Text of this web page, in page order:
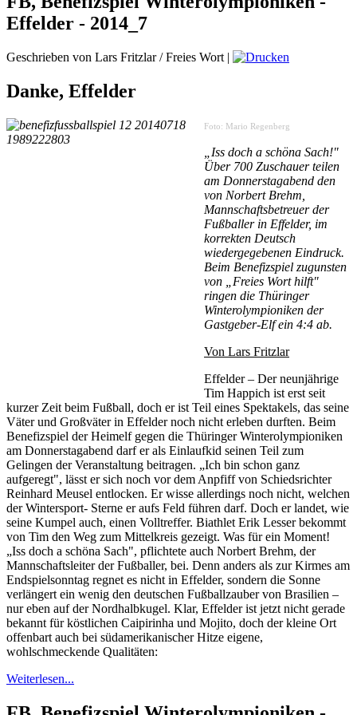
Effelder - 2014_7
Geschrieben von Lars Fritzlar / Freies Wort |
Danke, Effelder
Foto: Mario Regenberg
„Iss doch a schöna Sach!"
Über 700 Zuschauer teilen
am Donnerstagabend den
von Norbert Brehm,
Mannschaftsbetreuer der
Fußballer in Effelder, im
korrekten Deutsch
wiedergegebenen Eindruck.
Beim Benefizspiel zugunsten
von „Freies Wort hilft"
ringen die Thüringer
Winterolympioniken der
Gastgeber-Elf ein 4:4 ab.
Von Lars Fritzlar
Effelder – Der neunjährige
Tim Happich ist erst seit
kurzer Zeit beim Fußball, doch er ist Teil eines Spektakels, das seine
Väter und Großväter in Effelder noch nicht erleben durften. Beim
Benefizspiel der Heimelf gegen die Thüringer Winterolympioniken
am Donnerstagabend darf er als Einlaufkid seinen Teil zum
Gelingen der Veranstaltung beitragen. „Ich bin schon ganz
aufgeregt", lässt er sich noch vor dem Anpfiff von Schiedsrichter
Reinhard Meusel entlocken. Er wisse allerdings noch nicht, welchen
der Wintersport- Sterne er aufs Feld führen darf. Doch er landet, wie
seine Kumpel auch, einen Volltreffer. Biathlet Erik Lesser bekommt
von Tim den Weg zum Mittelkreis gezeigt. Was für ein Moment!
„Iss doch a schöna Sach", pflichtete auch Norbert Brehm, der
Mannschaftsleiter der Fußballer, bei. Denn anders als zur Kirmes am
Endspielsonntag regnet es nicht in Effelder, sondern die Sonne
verlängert ein wenig den deutschen Fußballzauber von Brasilien –
nur eben auf der Nordhalbkugel. Klar, Effelder ist jetzt nicht gerade
bekannt für köstlichen Caipirinha und Mojito, doch der kleine Ort
offenbart auch bei südamerikanischer Hitze eigene,
wohlschmeckende Qualitäten:
Weiterlesen...